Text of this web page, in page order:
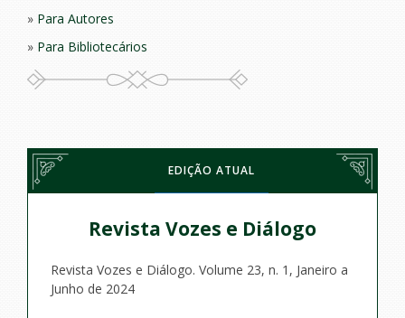
EDIÇÃO ATUAL
Revista Vozes e Diálogo
Revista Vozes e Diálogo. Volume 23, n. 1, Janeiro a
Junho de 2024
Para Autores
Para Bibliotecários